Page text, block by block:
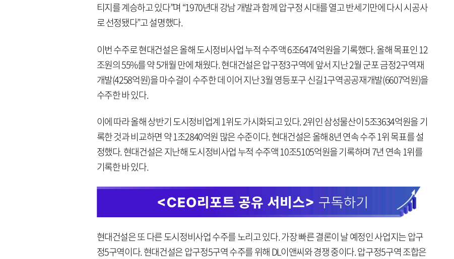
티지를 계승하고 있다”며 “1970년대 강남 개발과 함께 압구정 시대를 열고 반세기만에 다시 시공사
로 선정됐다”고 설명했다.
이번 수주로 현대건설은 올해 도시정비사업 누적 수주액 6조6474억원을 기록했다. 올해 목표인 12
조원의 55%를 약 5개월 만에 채웠다. 현대건설은 압구정3구역에 앞서 지난 2월 군포 금정2구역재
개발(4258억원)을 마수걸이 수주한 데 이어 지난 3월 영등포구 신길1구역공공재개발(6607억원)을
수주한 바 있다.
이에 따라 올해 상반기 도시정비업계 1위도 가시화되고 있다. 2위인 삼성물산이 5조3634억원을 기
록한 것과 비교하면 약 1조2840억원 많은 수준이다. 현대건설은 올해 8년 연속 수주 1위 목표를 설
정했다. 현대건설은 지난해 도시정비사업 누적 수주액 10조5105억원을 기록하며 7년 연속 1위를
기록한 바 있다.
현대건설은 또 다른 도시정비사업 수주를 노리고 있다. 가장 빠른 결론이 날 예정인 사업지는 압구
정5구역이다. 현대건설은 압구정5구역 수주를 위해 DL이앤씨와 경쟁 중이다. 압구정5구역 조합은